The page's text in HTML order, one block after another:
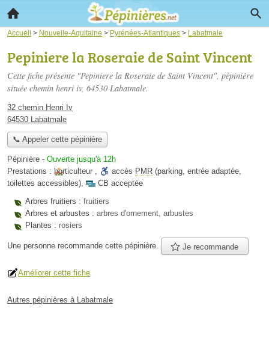
Accueil > Nouvelle-Aquitaine > Pyrénées-Atlantiques > Labatmale
Pepiniere la Roseraie de Saint Vincent
Cette fiche présente "Pepiniere la Roseraie de Saint Vincent", pépinière
située chemin henri iv, 64530 Labatmale.
32 chemin Henri Iv
64530 Labatmale
📞 Appeler cette pépinière
Pépinière - Ouverte jusqu'à 12h
Prestations : horticulteur , accès PMR (parking, entrée adaptée,
toilettes accessibles),
CB acceptée
Arbres fruitiers : fruitiers
Arbres et arbustes : arbres d'ornement, arbustes
Plantes : rosiers
Une personne recommande cette pépinière. Je recommande
Améliorer cette fiche
Autres pépinières à Labatmale